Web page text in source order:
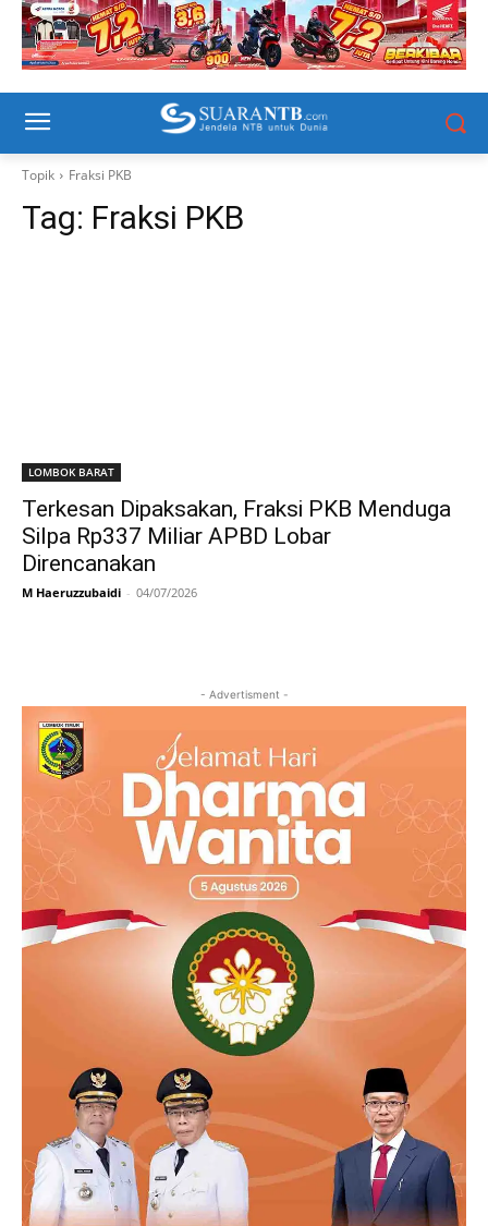
Topik Fraksi PKB
Tag: Fraksi PKB
LOMBOK BARAT
Terkesan Dipaksakan, Fraksi PKB Menduga
Silpa Rp337 Miliar APBD Lobar
Direncanakan
M Haeruzzubaidi - 04/07/2026
- Advertisment -